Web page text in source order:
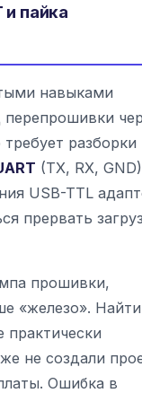
пайка
навыками
разборки
(TX, RX,
USB-TTL
прервать
прошивки,
«железо». Найти
не создали
Ошибка в